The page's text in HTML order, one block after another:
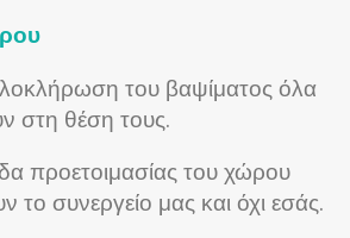
του βαψίματος όλα
στη θέση τους.
προετοιμασίας του χώρου
το συνεργείο μας και όχι εσάς.